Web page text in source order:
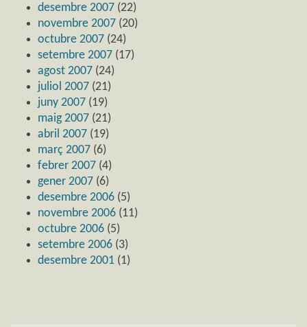
desembre 2007 (22)
novembre 2007 (20)
octubre 2007 (24)
setembre 2007 (17)
agost 2007 (24)
juliol 2007 (21)
juny 2007 (19)
maig 2007 (21)
abril 2007 (19)
març 2007 (6)
febrer 2007 (4)
gener 2007 (6)
desembre 2006 (5)
novembre 2006 (11)
octubre 2006 (5)
setembre 2006 (3)
desembre 2001 (1)